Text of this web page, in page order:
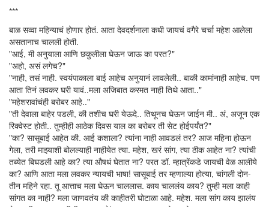
***
बाळ सव्वा महिन्याचं होणार होतं. आता देवदर्शनाला कधी जायचं वगैरे चर्चा महेश आलेला
असतानाच चालली होती.
"आई, मी अनुयाला आणि छकुलीला घेऊन जाऊ का परत?"
"अहो, असं लगेच?"
"नाही, तसं नाही. स्वयंपाकाला बाई आहेच अनुयानं लावलेली.. बाकी कामांनाही आहेच. पण
आता तिनं लवकर घरी यावं..मला अजिबात करमत नाही तिथे आता.."
"महेशरावांचंही बरोबर आहे.."
"ती देवाला बाहेर पडली, की तशीच घरी येऊदे.. तिथूनच घेऊन जाईन मी.. अं, अजून एक
रिक्वेस्ट होती.. तुम्हीही आठेक दिवस याल का बरोबर ती सेट होईपर्यंत?"
"का? सासूबाई आहेत की. आई कशाला? त्यांना नाही आवडलं तर? आज महिना होऊन
गेला, तरी माझ्याशी बोलल्याही नाहीयेत त्या. महेश, खरं सांग, त्या ठीक आहेत ना? त्यांची
तब्येत बिघडली आहे का? त्या औषधं घेतात ना? परत डॉ. म्हात्रेंकडे जायची वेळ आलीये
का? आणि आता मला लवकर न्यायची भाषा! सासूबाई तर म्हणाल्या होत्या, चांगली दोन-
तीन महिने रहा. तू आत्ताच मला घेऊन चाललास. काय चाललंय काय? तुम्ही मला काही
सांगत का नाही? मला जाणवतंय की काहीतरी घोटाळा आहे. महेश. मला सांग काय झालंय